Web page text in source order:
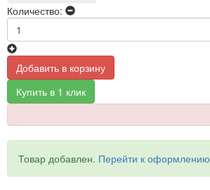
Количество:
Добавить в корзину
Купить в 1 клик
Товар добавлен. Перейти к оформлению